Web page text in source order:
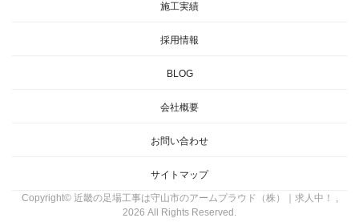
施工実績
採用情報
BLOG
会社概要
お問い合わせ
サイトマップ
Copyright© 近畿の足場工事は守山市のアームプラウド（株）｜求人中！ ,
2026 All Rights Reserved.